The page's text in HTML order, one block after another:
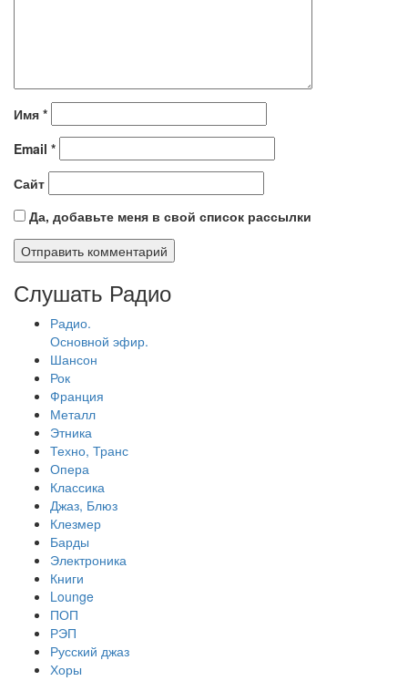
Имя *
Email *
Сайт
Да, добавьте меня в свой список рассылки
Слушать Радио
Радио.
Основной эфир.
Шансон
Рок
Франция
Металл
Этника
Техно, Транс
Опера
Классика
Джаз, Блюз
Клезмер
Барды
Электроника
Книги
Lounge
ПОП
РЭП
Русский джаз
Хоры